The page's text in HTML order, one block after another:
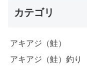
カテゴリ
アキアジ（鮭）
アキアジ（鮭）釣り